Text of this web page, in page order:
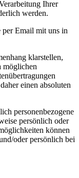
Ihrer
werden.
per Email mit uns in
klarstellen,
möglichen
einen absoluten
personenbezogene
persönlich oder
können
oder persönlich bei